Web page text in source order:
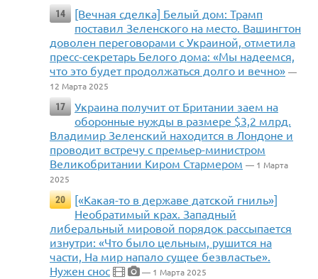
14
[Вечная сделка] Белый дом: Трамп
поставил Зеленского на место. Вашингтон
доволен переговорами с Украиной, отметила
пресс-секретарь Белого дома: «Мы надеемся,
что это будет продолжаться долго и вечно» —
12 Марта 2025
17
Украина получит от Британии заем на
оборонные нужды в размере $3,2 млрд.
Владимир Зеленский находится в Лондоне и
проводит встречу с премьер-министром
Великобритании Киром Стармером — 1 Марта
2025
20
[«Какая-то в державе датской гниль»]
Необратимый крах. Западный
либеральный мировой порядок рассыпается
изнутри: «Что было цельным, рушится на
части, На мир напало сущее безвластье».
Нужен снос
— 1 Марта 2025